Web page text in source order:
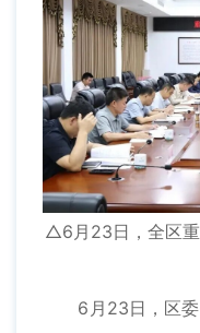
△6月23日，全区
6月23日，区委